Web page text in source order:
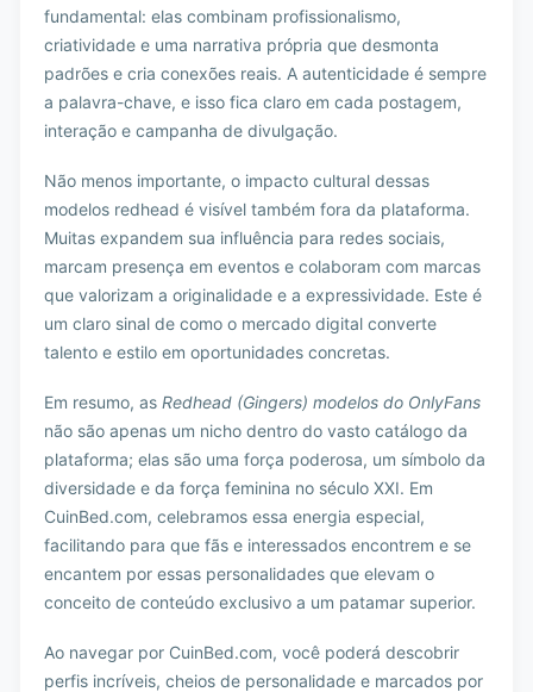
fundamental: elas combinam profissionalismo,
criatividade e uma narrativa própria que desmonta
padrões e cria conexões reais. A autenticidade é sempre
a palavra-chave, e isso fica claro em cada postagem,
interação e campanha de divulgação.
Não menos importante, o impacto cultural dessas
modelos redhead é visível também fora da plataforma.
Muitas expandem sua influência para redes sociais,
marcam presença em eventos e colaboram com marcas
que valorizam a originalidade e a expressividade. Este é
um claro sinal de como o mercado digital converte
talento e estilo em oportunidades concretas.
Em resumo, as Redhead (Gingers) modelos do OnlyFans
não são apenas um nicho dentro do vasto catálogo da
plataforma; elas são uma força poderosa, um símbolo da
diversidade e da força feminina no século XXI. Em
CuinBed.com, celebramos essa energia especial,
facilitando para que fãs e interessados encontrem e se
encantem por essas personalidades que elevam o
conceito de conteúdo exclusivo a um patamar superior.
Ao navegar por CuinBed.com, você poderá descobrir
perfis incríveis, cheios de personalidade e marcados por